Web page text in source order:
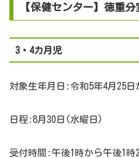
【保健センター】徳重
3・4カ月児
対象生年月日:令和5年4月25日
日程:8月30日(水曜日)
受付時間:午後1時から午後1時